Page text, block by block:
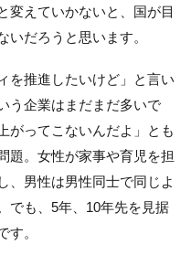
変えていかないと、国が目
だろうと思います。
を推進したいけど」と言い
う企業はまだまだ多いで
がってこないんだよ」とも
題。女性が家事や育児を担
、男性は男性同士で同じよ
でも、5年、10年先を見据
す。